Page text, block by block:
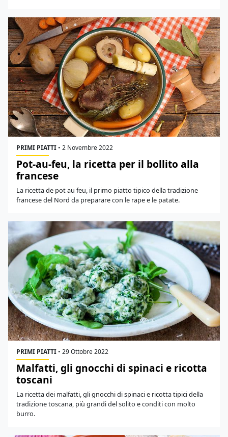
PRIMI PIATTI • 2 Novembre 2022
Pot-au-feu, la ricetta per il bollito alla
francese
La ricetta de pot au feu, il primo piatto tipico della tradizione
francese del Nord da preparare con le rape e le patate.
PRIMI PIATTI • 29 Ottobre 2022
Malfatti, gli gnocchi di spinaci e ricotta
toscani
La ricetta dei malfatti, gli gnocchi di spinaci e ricotta tipici della
tradizione toscana, più grandi del solito e conditi con molto
burro.